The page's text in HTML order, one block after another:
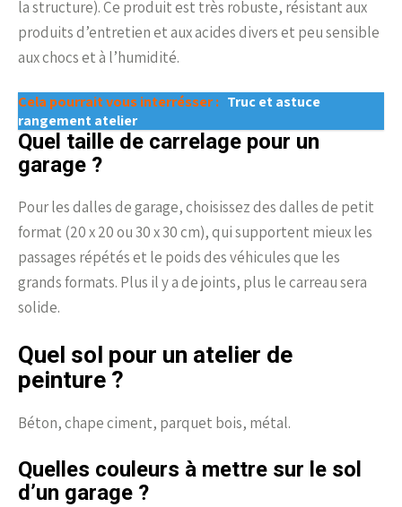
la structure). Ce produit est très robuste, résistant aux
produits d’entretien et aux acides divers et peu sensible
aux chocs et à l’humidité.
Cela pourrait vous interrésser : Truc et astuce
rangement atelier
Quel taille de carrelage pour un
garage ?
Pour les dalles de garage, choisissez des dalles de petit
format (20 x 20 ou 30 x 30 cm), qui supportent mieux les
passages répétés et le poids des véhicules que les
grands formats. Plus il y a de joints, plus le carreau sera
solide.
Quel sol pour un atelier de
peinture ?
Béton, chape ciment, parquet bois, métal.
Quelles couleurs à mettre sur le sol
d’un garage ?